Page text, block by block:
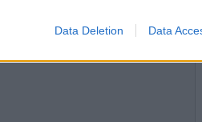
Data Deletion Data
2024-10-09 05:56